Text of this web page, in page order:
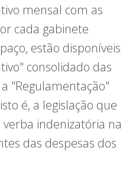
mensal com as
cada gabinete
estão disponíveis
consolidado das
"Regulamentação"
é, a legislação que
indenizatória na
das despesas dos